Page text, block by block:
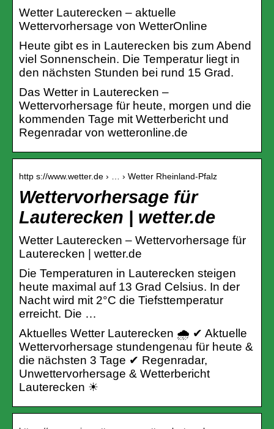
Wetter Lauterecken – aktuelle
Wettervorhersage von WetterOnline
Heute gibt es in Lauterecken bis zum Abend
viel Sonnenschein. Die Temperatur liegt in
den nächsten Stunden bei rund 15 Grad.
Das Wetter in Lauterecken –
Wettervorhersage für heute, morgen und die
kommenden Tage mit Wetterbericht und
Regenradar von wetteronline.de
http s://www.wetter.de › … › Wetter Rheinland-Pfalz
Wettervorhersage für
Lauterecken | wetter.de
Wetter Lauterecken – Wettervorhersage für
Lauterecken | wetter.de
Die Temperaturen in Lauterecken steigen
heute maximal auf 13 Grad Celsius. In der
Nacht wird mit 2°C die Tiefsttemperatur
erreicht. Die …
Aktuelles Wetter Lauterecken 🌧️ ✔ Aktuelle
Wettervorhersage stundengenau für heute &
die nächsten 3 Tage ✔ Regenradar,
Unwettervorhersage & Wetterbericht
Lauterecken ☀